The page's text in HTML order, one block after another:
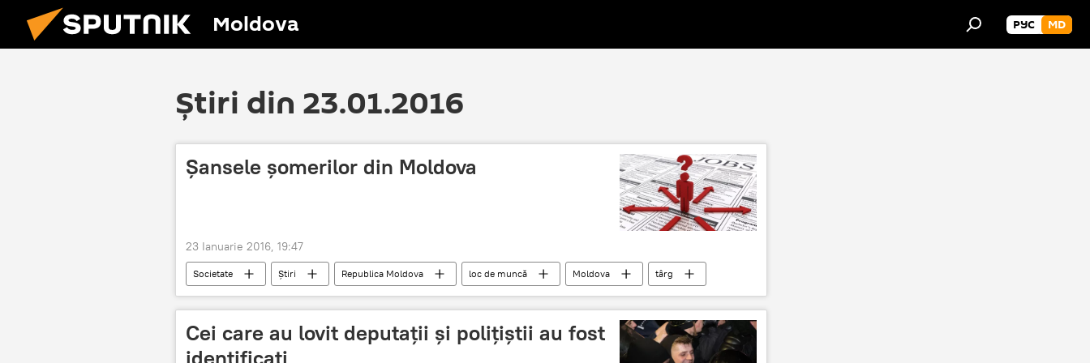
Moldova РУС MD
Știri din 23.01.2016
Şansele şomerilor din Moldova
23 Ianuarie 2016, 19:47
Societate Știri Republica Moldova loc de muncă Moldova
târg
șomer
Cei care au lovit deputații și polițiștii au fost